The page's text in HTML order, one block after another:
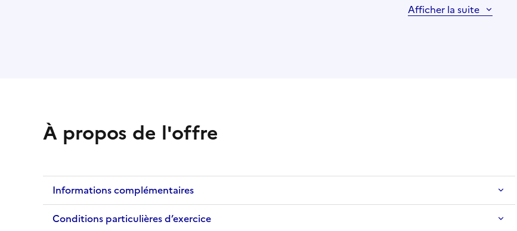
Afficher la suite
À propos de l'offre
Informations complémentaires
Conditions particulières d’exercice